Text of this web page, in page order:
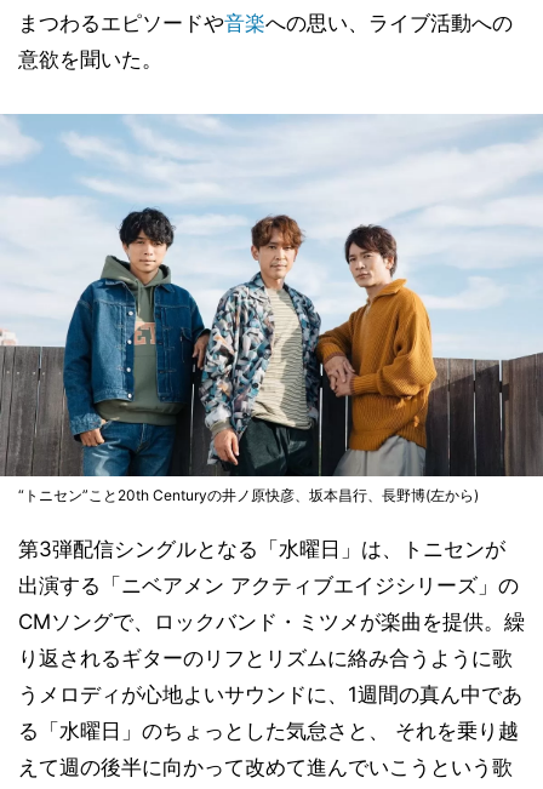
まつわるエピソードや音楽への思い、ライブ活動への
意欲を聞いた。
“トニセン”こと20th Centuryの井ノ原快彦、坂本昌行、長野博(左から)
第3弾配信シングルとなる「水曜日」は、トニセンが
出演する「ニベアメン アクティブエイジシリーズ」の
CMソングで、ロックバンド・ミツメが楽曲を提供。繰
り返されるギターのリフとリズムに絡み合うように歌
うメロディが心地よいサウンドに、1週間の真ん中であ
る「水曜日」のちょっとした気怠さと、 それを乗り越
えて週の後半に向かって改めて進んでいこうという歌